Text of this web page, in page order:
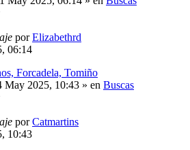
porElizabethrd
06:14
Forcadela, Tomiño
May 2025, 10:43 » en Buscas
porCatmartins
10:43